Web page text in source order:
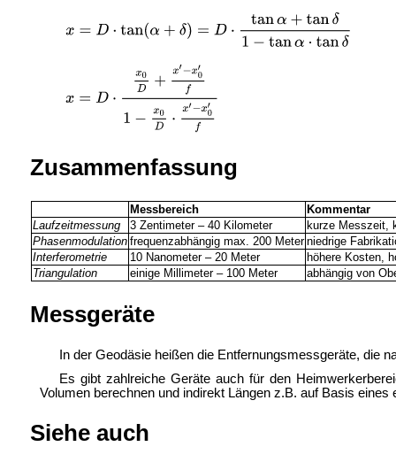
Zusammenfassung
Messbereich
Kommentar
Laufzeitmessung
3 Zentimeter – 40 Kilometer
kurze Messzeit,
Phasenmodulation frequenzabhängig max. 200 Meter niedrige
Interferometrie
10 Nanometer – 20 Meter
höhere Kosten,
Triangulation
einige Millimeter – 100 Meter abhängig von
Messgeräte
In der Geodäsie heißen die Entfernungsmessgeräte, die
Es gibt zahlreiche Geräte auch für den
Volumen berechnen und indirekt Längen z.B. auf Basis
Siehe auch